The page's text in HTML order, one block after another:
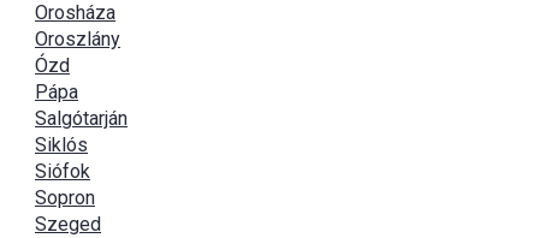
Orosháza
Oroszlány
Ózd
Pápa
Salgótarján
Siklós
Siófok
Sopron
Szeged